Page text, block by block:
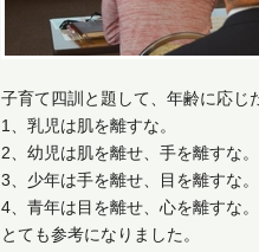
子育て四訓と題して、年齢に応じ
1、乳児は肌を離すな。
2、幼児は肌を離せ、手を離す
3、少年は手を離せ、目を離す
4、青年は目を離せ、心を離すな。
とても参考になりました。